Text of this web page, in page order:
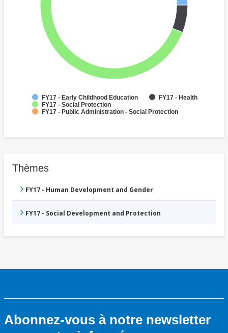
FY17 - Early Childhood Education
FY17 - Health
FY17 - Social Protection
FY17 - Public Administration - Social Protection
Thèmes
FY17 - Human Development and Gender
FY17 - Social Development and Protection
Abonnez-vous à notre newsletter